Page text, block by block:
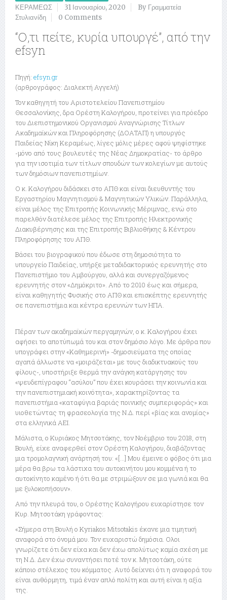
ΚΕΡΑΜΕΩΣ
31 Ιανουαρίου, 2020
By Γραμματεία
Στυλιανίδη
0 Comments
“Ο,τι πείτε, κυρία υπουργέ”, από την
efsyn
Πηγή: efsyn.gr
(αρθρογράφος: Διαλεκτή Αγγελή)
Τον καθηγητή του Αριστοτελείου Πανεπιστημίου
Θεσσαλονίκης, δρα Ορέστη Καλογήρου, προτείνει για πρόεδρο
του Διεπιστημονικού Οργανισμού Αναγνώρισης Τίτλων
Ακαδημαϊκών και Πληροφόρησης (ΔΟΑΤΑΠ) η υπουργός
Παιδείας Νίκη Κεραμέως, λίγες μόλις μέρες αφού ψηφίστηκε
-μόνο από τους βουλευτές της Νέας Δημοκρατίας- το άρθρο
για την ισοτιμία των τίτλων σπουδών των κολεγίων με αυτούς
των δημόσιων πανεπιστημίων.
Ο κ. Καλογήρου διδάσκει στο ΑΠΘ και είναι διευθυντής του
Εργαστηρίου Μαγνητισμού & Μαγνητικών Υλικών. Παράλληλα,
είναι μέλος της Επιτροπής Κοινωνικής Μέριμνας, ενώ στο
παρελθόν διατέλεσε μέλος της Επιτροπής Ηλεκτρονικής
Διακυβέρνησης και της Επιτροπής Βιβλιοθήκης & Κέντρου
Πληροφόρησης του ΑΠΘ.
Βάσει του βιογραφικού που έδωσε στη δημοσιότητα το
υπουργείο Παιδείας, υπήρξε μεταδιδακτορικός ερευνητής στο
Πανεπιστήμιο του Αμβούργου, αλλά και συνεργαζόμενος
ερευνητής στον «Δημόκριτο». Από το 2010 έως και σήμερα,
είναι καθηγητής Φυσικής στο ΑΠΘ και επισκέπτης ερευνητής
σε πανεπιστήμια και κέντρα ερευνών των ΗΠΑ.
Πέραν των ακαδημαϊκών περγαμηνών, ο κ. Καλογήρου έχει
αφήσει το αποτύπωμά του και στον δημόσιο λόγο. Με άρθρα που
υπογράφει στην «Καθημερινή» -δημοσιεύματα της οποίας
αγαπά άλλωστε να «μοιράζεται» με τους διαδικτυακούς του
φίλους-, υποστήριξε θερμά την ανάγκη κατάργησης του
«ψευδεπίγραφου “ασύλου” που έχει κουράσει την κοινωνία και
την πανεπιστημιακή κοινότητα», χαρακτηρίζοντας τα
πανεπιστήμια «καταφύγια βαριάς ποινικής συμπεριφοράς» και
υιοθετώντας τη φρασεολογία της Ν.Δ. περί «βίας και ανομίας»
στα ελληνικά ΑΕΙ.
Μάλιστα, ο Κυριάκος Μητσοτάκης, τον Νοέμβριο του 2018, στη
Βουλή, είχε αναφερθεί στον Ορέστη Καλογήρου, διαβάζοντας
μια τρομολαγνική ανάρτησή του: «[…] Μου έμεινε ο φόβος ότι μια
μέρα θα βρω τα λάστιχα του αυτοκινήτου μου κομμένα ή το
αυτοκίνητο καμένο ή ότι θα με στριμώξουν σε μια γωνιά και θα
με ξυλοκοπήσουν».
Από την πλευρά του, ο Ορέστης Καλογήρου ευχαρίστησε τον
Κυρ. Μητσοτάκη γράφοντας:
«Σήμερα στη Βουλή ο Kyriakos Mitsotakis έκανε μια τιμητική
αναφορά στο όνομά μου. Τον ευχαριστώ δημόσια. Ολοι
γνωρίζετε ότι δεν είχα και δεν έχω απολύτως καμία σχέση με
τη Ν.Δ. Δεν έχω συναντήσει ποτέ τον κ. Μητσοτάκη, ούτε
κάποιο στέλεχος του κόμματος. Αυτό δείχνει ότι η αναφορά του
είναι αυθόρμητη, τιμά έναν απλό πολίτη και αυτή είναι η αξία
της.